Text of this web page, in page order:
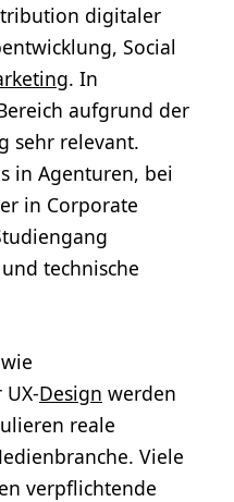
digitaler
Social
. In
aufgrund der
sehr relevant.
in Agenturen, bei
in Corporate
technische
Design werden
reale
Viele
verpflichtende